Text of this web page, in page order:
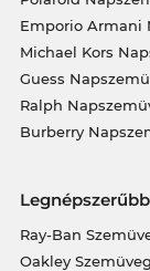
Emporio Armani
Michael Kors
Guess
Ralph
Burberry
Ray-Ban
Oakley